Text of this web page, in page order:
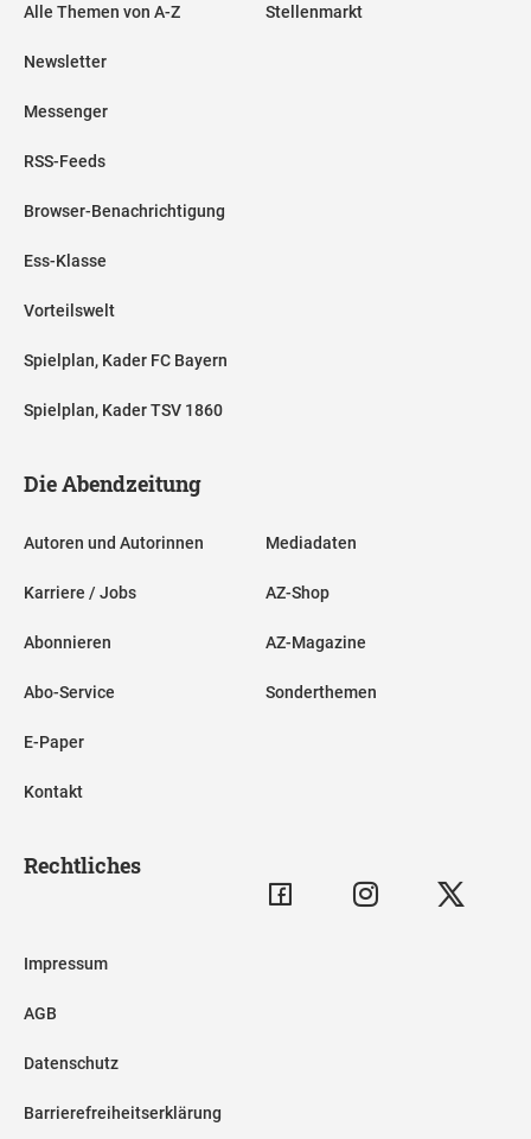
Alle Themen von A-Z
Newsletter
Messenger
RSS-Feeds
Browser-Benachrichtigung
Ess-Klasse
Vorteilswelt
Spielplan, Kader FC Bayern
Spielplan, Kader TSV 1860
Stellenmarkt
Die Abendzeitung
Autoren und Autorinnen
Karriere / Jobs
Abonnieren
Abo-Service
E-Paper
Kontakt
Mediadaten
AZ-Shop
AZ-Magazine
Sonderthemen
Rechtliches
Impressum
AGB
Datenschutz
Barrierefreiheitserklärung